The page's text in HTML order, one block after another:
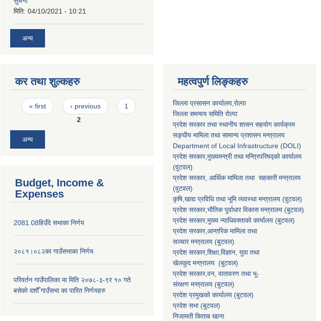
मिति: 04/10/2021 - 10:21
अन्य
कर तथा शुल्कहरु
Pages
« first ‹ previous
1
2
अन्य
Budget, Income &
Expenses
2081.08हिउँदे सभाका निर्णय
२०८१।०८२का गाउँसभाका निर्णय
परिवर्तन गाउँपालिका मा मिति २०७८-३-९र १० गते
बसेकाे दशौँ गाउँसभा का पारित निर्णयहरु
महत्वपुर्ण लिङ्कहरु
जिल्ला प्रसासन कार्यालय,राेल्पा
जिल्ला समन्वय समिति रोल्पा
प्रदेश सरकार तथा स्थानीय शासन सहयाेग कार्यक्रम
सङ्‍घीय मामिला तथा सामान्य प्रशासन मन्त्रालय
Department of Local Infrastructure (DOLI)
प्रदेश सरकार,मुख्यमन्त्री तथा मन्त्रिपरिषद्को कार्यालय
(वुटवल)
प्रदेश सरकार, आर्थिक मामिला तथा सहकारी मन्त्रालय
(वुटवल)
कृषि,खाद्य प्रविधि तथा भूमि व्यवस्था मन्त्रालय (वुटवल)
प्रदेश सरकार,भाैतिक पूर्वाधार विकास मन्त्रालय (बुटवल)
प्रदेश सरकार,मुख्य न्याधिवक्ताकाे कार्यालय (बुटवल)
प्रदेश सरकार,आन्तरिक मामिला तथा
सञ्चार मन्त्रालय (बुटवल)
प्रदेश सरकार,शिक्षा,विज्ञान, युवा तथा
खेलकुद मन्त्रालय (बुटवल)
प्रदेश सरकार,वन, वातावरण तथा भू-
संरक्षण मन्त्रालय (बुटवल)
प्रदेश प्रमुखकाे कार्यालय (बुटवल)
प्रदेश सभा (बुटवल)
निजामती किताब खाना